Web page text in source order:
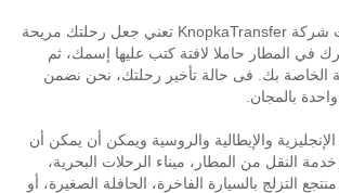
الإستفادة من خدمات شركة KnopkaTransfer تعني جعل رحلتك مريحة
في المطار حاملا لافتة كتب عليها إسمك، ثم
الخاصة بك. فى حالة تأخير رحلتك، نحن نضمن
بالمجان.
والإيطالية والروسية ويمكن أن يمكن أن
النقل من المطار، ميناء الرحلات البحرية،
التزلج بالسيارة الفاخرة، الحافلة الصغيرة، أو